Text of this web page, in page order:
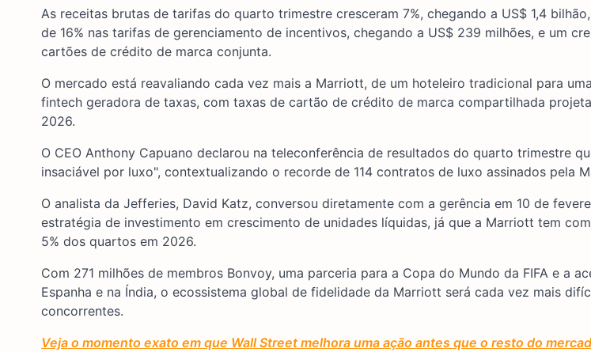
As receitas brutas de tarifas do quarto trimestre cresceram 7%, chegando a US$ 1,4
de 16% nas tarifas de gerenciamento de incentivos, chegando a US$ 239 milhões, e um
cartões de crédito de marca conjunta.
O mercado está reavaliando cada vez mais a Marriott, de um hoteleiro tradicional para
fintech geradora de taxas, com taxas de cartão de crédito de marca compartilhada
2026.
O CEO Anthony Capuano declarou na teleconferência de resultados do quarto trimestre
insaciável por luxo", contextualizando o recorde de 114 contratos de luxo assinados pela
O analista da Jefferies, David Katz, conversou diretamente com a gerência em 10 de
estratégia de investimento em crescimento de unidades líquidas, já que a Marriott tem
5% dos quartos em 2026.
Com 271 milhões de membros Bonvoy, uma parceria para a Copa do Mundo da FIFA e a
Espanha e na Índia, o ecossistema global de fidelidade da Marriott será cada vez mais
concorrentes.
Veja o momento exato em que Wall Street melhora uma ação antes que o resto do